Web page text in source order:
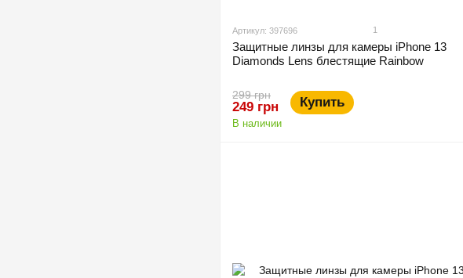
Артикул: 397696 1
Защитные линзы для камеры iPhone 13
Diamonds Lens блестящие Rainbow
299 грн
249 грн Купить
В наличии